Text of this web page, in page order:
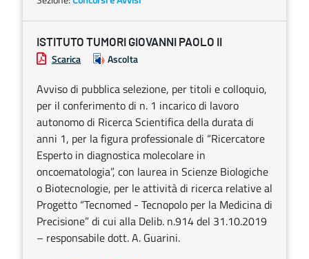
ISTITUTO TUMORI GIOVANNI PAOLO II
Scarica Ascolta
Avviso di pubblica selezione, per titoli e colloquio,
per il conferimento di n. 1 incarico di lavoro
autonomo di Ricerca Scientifica della durata di
anni 1, per la figura professionale di “Ricercatore
Esperto in diagnostica molecolare in
oncoematologia”, con laurea in Scienze Biologiche
o Biotecnologie, per le attività di ricerca relative al
Progetto “Tecnomed - Tecnopolo per la Medicina di
Precisione” di cui alla Delib. n.914 del 31.10.2019
– responsabile dott. A. Guarini.